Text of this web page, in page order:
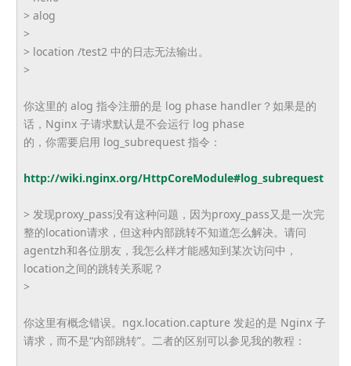
> alog
>
> location /test2 中的日志无法输出。
>
你这里的 alog 指令注册的是 log phase handler？如果是的
话，Nginx 子请求默认是不会运行 log phase
的，你需要启用 log_subrequest 指令：
http://wiki.nginx.org/HttpCoreModule#log_subrequest
> 发现proxy_pass没有这种问题，因为proxy_pass又是一次完
整的location请求，但这种内部跳转不知道怎么解决。请问
agentzh和各位朋友，我怎么样才能感知到某次访问中，
location之间的跳转关系呢？
>
你这里有概念错误。ngx.location.capture 发起的是 Nginx 子
请求，而不是“内部跳转”。二者的区别可以参见我的教程：